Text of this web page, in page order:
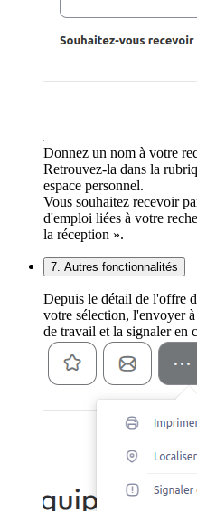
Donnez un nom à votre
Retrouvez-la dans la
espace personnel.
Vous souhaitez recevoir
d'emploi liées à votre
la réception ».
7. Autres fonctionnalités
Depuis le détail de l'offre
votre sélection, l'envoyer
de travail et la signaler en